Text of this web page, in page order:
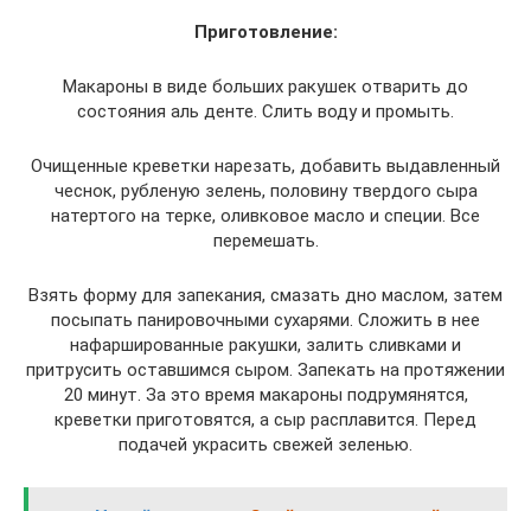
Приготовление:
Макароны в виде больших ракушек отварить до
состояния аль денте. Слить воду и промыть.
Очищенные креветки нарезать, добавить выдавленный
чеснок, рубленую зелень, половину твердого сыра
натертого на терке, оливковое масло и специи. Все
перемешать.
Взять форму для запекания, смазать дно маслом, затем
посыпать панировочными сухарями. Сложить в нее
нафаршированные ракушки, залить сливками и
притрусить оставшимся сыром. Запекать на протяжении
20 минут. За это время макароны подрумянятся,
креветки приготовятся, а сыр расплавится. Перед
подачей украсить свежей зеленью.